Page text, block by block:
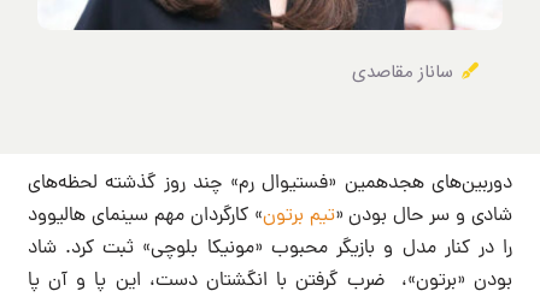
ساناز مقاصدی
دوربین‌های هجدهمین «فستیوال رم» چند روز گذشته لحظه‌های
شادی و سر حال بودن «تیم برتون» کارگردان مهم سینمای هالیوود
را در کنار مدل و بازیگر محبوب «مونیکا بلوچی» ثبت کرد. شاد
بودن «برتون»، ضرب گرفتن با انگشتان دست، این پا و آن پا